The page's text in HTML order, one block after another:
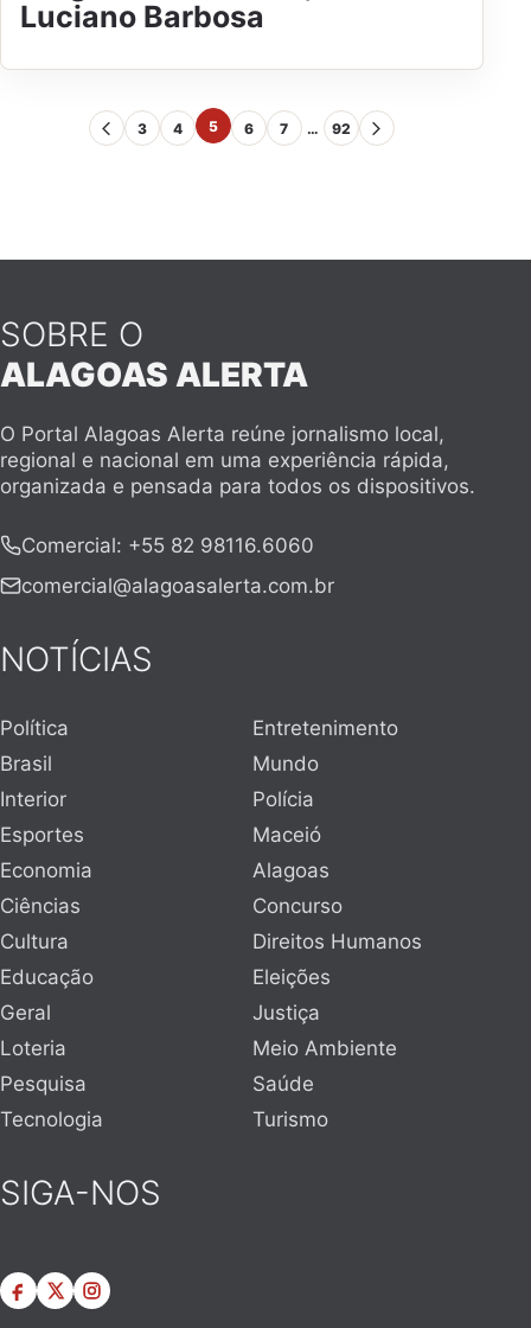
Luciano Barbosa
3 4 5 6 7 … 92
SOBRE O
ALAGOAS ALERTA
O Portal Alagoas Alerta reúne jornalismo local,
regional e nacional em uma experiência rápida,
organizada e pensada para todos os dispositivos.
Comercial: +55 82 98116.6060
comercial@alagoasalerta.com.br
NOTÍCIAS
Política
Entretenimento
Brasil
Mundo
Interior
Polícia
Esportes
Maceió
Economia
Alagoas
Ciências
Concurso
Cultura
Direitos Humanos
Educação
Eleições
Geral
Justiça
Loteria
Meio Ambiente
Pesquisa
Saúde
Tecnologia
Turismo
SIGA-NOS